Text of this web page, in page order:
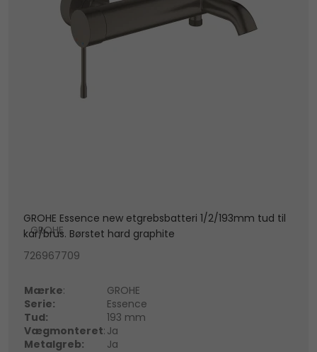
GROHE Essence new etgrebsbatteri 1/2/193mm tud til
kar/brus. Børstet hard graphite
GROHE
726967709
Mærke:
GROHE
Serie:
Essence
Tud:
193 mm
Vægmonteret: Ja
Metalgreb:
Ja